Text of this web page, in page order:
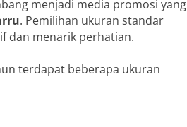
menjadi media promosi yang
. Pemilihan ukuran standar
dan menarik perhatian.
terdapat beberapa ukuran